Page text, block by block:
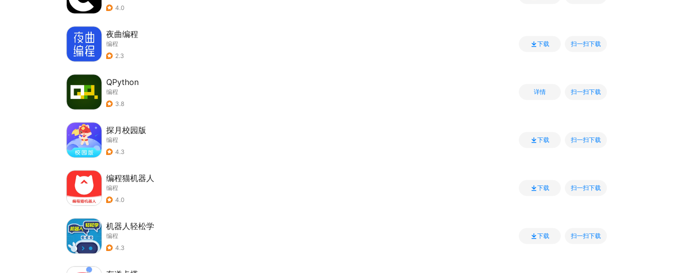
4.0
夜曲编程
编程
2.3
下载 扫一扫下载
QPython
编程
3.8
详情 扫一扫下载
探月校园版
编程
4.3
下载 扫一扫下载
编程猫机器人
编程
4.0
下载 扫一扫下载
机器人轻松学
编程
4.3
下载 扫一扫下载